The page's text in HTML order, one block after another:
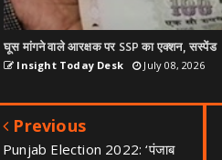
घूस मांगने वाले आरक्षक पर SSP का एक्शन, सस्पेंड
Insight Today Desk July 08, 2026
Previous
Punjab Election 2022: ‘पंजाब